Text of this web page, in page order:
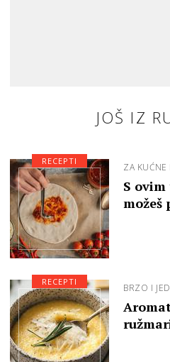
JOŠ IZ
ZA KUĆNE
S
možeš
RECEPTI
BRZO I
RECEPTI